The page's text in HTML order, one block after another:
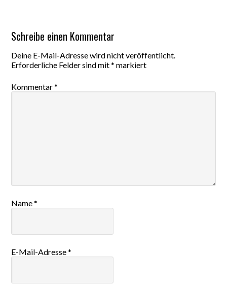
Schreibe einen Kommentar
Deine E-Mail-Adresse wird nicht veröffentlicht.
Erforderliche Felder sind mit* markiert
Kommentar*
Name*
E-Mail-Adresse*